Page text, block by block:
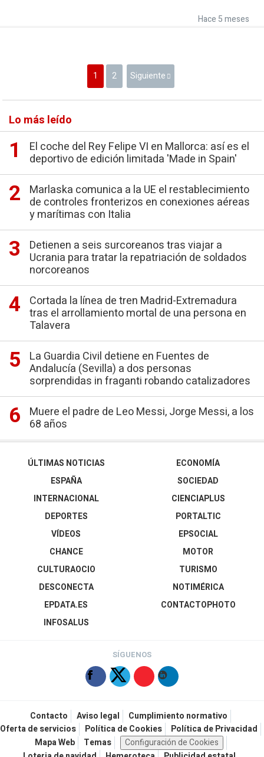
Hace 5 meses
1 2 Siguiente
Lo más leído
El coche del Rey Felipe VI en Mallorca: así es el
deportivo de edición limitada 'Made in Spain'
Marlaska comunica a la UE el restablecimiento
de controles fronterizos en conexiones aéreas
y marítimas con Italia
Detienen a seis surcoreanos tras viajar a
Ucrania para tratar la repatriación de soldados
norcoreanos
Cortada la línea de tren Madrid-Extremadura
tras el arrollamiento mortal de una persona en
Talavera
La Guardia Civil detiene en Fuentes de
Andalucía (Sevilla) a dos personas
sorprendidas in fraganti robando catalizadores
Muere el padre de Leo Messi, Jorge Messi, a los
68 años
ÚLTIMAS NOTICIAS
ESPAÑA
INTERNACIONAL
DEPORTES
VÍDEOS
ECONOMÍA
SOCIEDAD
CIENCIAPLUS
PORTALTIC
EPSOCIAL
CHANCE
CULTURAOCIO
DESCONECTA
EPDATA.ES
INFOSALUS
MOTOR
TURISMO
NOTIMÉRICA
CONTACTOPHOTO
SÍGUENOS
Contacto Aviso legal
Cumplimiento normativo
Oferta de servicios
Política de Cookies
Política de Privacidad
Mapa Web
Temas
Configuración de Cookies